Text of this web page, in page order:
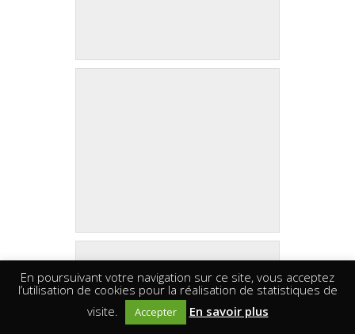
En poursuivant votre navigation sur ce site, vous acceptez
l’utilisation de cookies pour la réalisation de statistiques de
visite.
Accepter En savoir plus